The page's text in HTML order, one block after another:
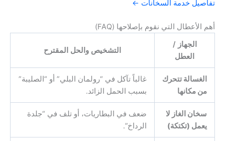
تفاصيل خدمة السخانات ←
أهم الأعطال التي نقوم بإصلاحها (FAQ)
الجهاز /
العطل
التشخيص والحل المقترح
الغسالة تتحرك
من مكانها
غالباً تآكل في “رولمان البلي” أو “الصليبة”
بسبب الحمل الزائد.
سخان الغاز لا
يعمل (تكتكة)
ضعف في البطاريات، أو تلف في “جلدة
الرداخ”.